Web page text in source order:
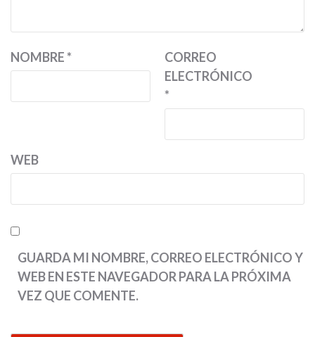
NOMBRE*
CORREO
ELECTRÓNICO
*
WEB
GUARDA MI NOMBRE, CORREO ELECTRÓNICO Y
WEB EN ESTE NAVEGADOR PARA LA PRÓXIMA
VEZ QUE COMENTE.